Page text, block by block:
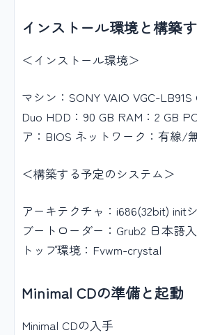
インストール環境と構築
＜インストール環境＞
マシン：SONY VAIO VGC-
Duo HDD：90 GB RAM：2 GB
ア：BIOS ネットワーク：有線/
＜構築する予定のシステム＞
アーキテクチャ：i686(32bit) init
ブートローダー：Grub2 日本語
トップ環境：Fvwm-crystal
Minimal CDの準備と起動
Minimal CDの入手